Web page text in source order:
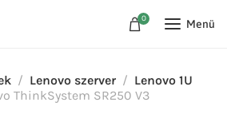
0 Menü
Lenovo szerver
Lenovo 1U
ThinkSystem SR250 V3